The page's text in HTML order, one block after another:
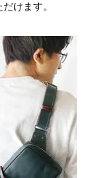
けます。